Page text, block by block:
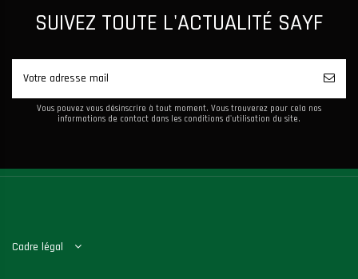
SUIVEZ TOUTE L'ACTUALITÉ SAYF
Vous pouvez vous désinscrire à tout moment. Vous trouverez pour cela nos
informations de contact dans les conditions d'utilisation du site.
Cadre légal